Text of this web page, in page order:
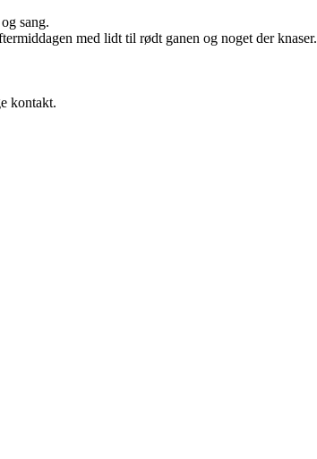
sang.
med lidt til rødt ganen og noget der knaser.
kontakt.